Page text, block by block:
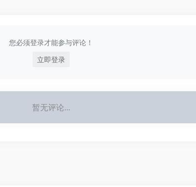
您必须登录才能参与评论！
立即登录
暂无评论...